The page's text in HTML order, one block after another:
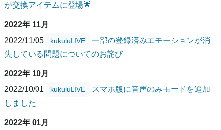
が交換アイテムに登場🌟
2022年 11月
2022/11/05
kukuluLIVE
一部の登録済みエモーションが消
失している問題についてのお詫び
2022年 10月
2022/10/01
kukuluLIVE
スマホ版に音声のみモードを追加
しました
2022年 01月